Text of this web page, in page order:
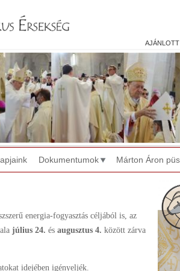
ajánlott
Dokumentumok Márton Áron
energia-fogyasztás céljából is, az
július 24. és augusztus 4. között zárva
idejében igényeljék.